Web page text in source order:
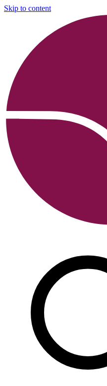
Skip to content